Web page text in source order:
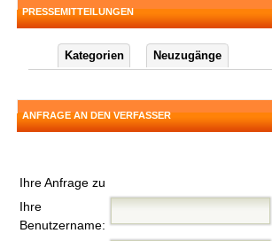
PRESSEMITTEILUNGEN
Kategorien Neuzugänge
ANFRAGE AN DEN VERFASSER
Ihre Anfrage zu
Ihre
Benutzername: